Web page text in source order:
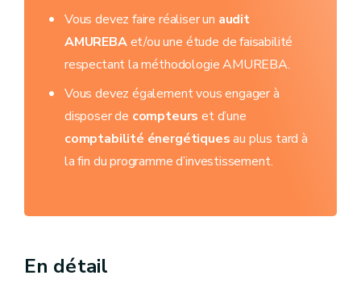
Vous devez faire réaliser un audit
AMUREBAet/ou une étude de faisabilité
respectant la méthodologie AMUREBA.
Vous devez également vous engager à
disposer de compteurset d’une
comptabilité énergétiquesau plus tard à
la fin du programme d’investissement.
En détail